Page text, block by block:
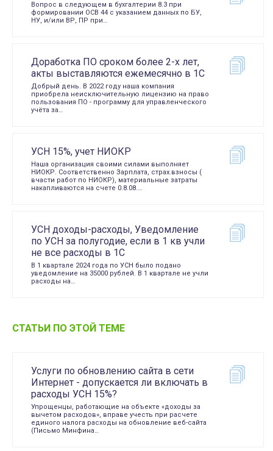
Вопрос в следующем в бухгалтерии 8.3 при
формировании ОСВ 44 с указанием данных по БУ,
НУ, и/или ВР, ПР при…
Доработка ПО сроком более 2-х лет,
акты выставляются ежемесячно в 1С
Добрый день. В 2022 году наша компания
приобрела неисключительную лицензию на право
пользования ПО - программу для управленческого
учёта за…
УСН 15%, учет НИОКР
Наша организация своими силами выполняет
НИОКР. Соответственно Зарплата, страх.взносы (
вчасти работ по НИОКР), материальные затраты
накапливаются на счете 0.8.08.…
УСН доходы-расходы, Уведомление
по УСН за полугодие, если в 1 кв учли
не все расходы в 1С
В 1 квартале 2024 года по УСН было подано
уведомление на 35000 рублей. В 1 квартале не учли
расходы на…
СТАТЬИ ПО ЭТОЙ ТЕМЕ
Услуги по обновлению сайта в сети
Интернет - допускается ли включать в
расходы УСН 15%?
Упрощенцы, работающие на объекте «доходы за
вычетом расходов», вправе учесть при расчете
единого налога расходы на обновление веб-сайта
(Письмо Минфина…